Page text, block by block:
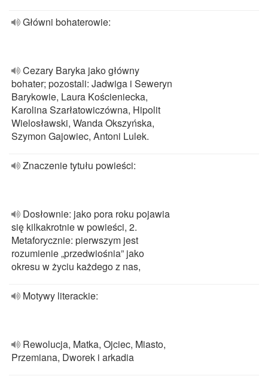
Główni bohaterowie:
Cezary Baryka jako główny
bohater; pozostali: Jadwiga i Seweryn
Barykowie, Laura Kościeniecka,
Karolina Szarłatowiczówna, Hipolit
Wielosławski, Wanda Okszyńska,
Szymon Gajowiec, Antoni Lulek.
Znaczenie tytułu powieści:
Dosłownie: jako pora roku pojawia
się kilkakrotnie w powieści, 2.
Metaforycznie: pierwszym jest
rozumienie „przedwiośnia” jako
okresu w życiu każdego z nas,
Motywy literackie:
Rewolucja, Matka, Ojciec, Miasto,
Przemiana, Dworek i arkadia